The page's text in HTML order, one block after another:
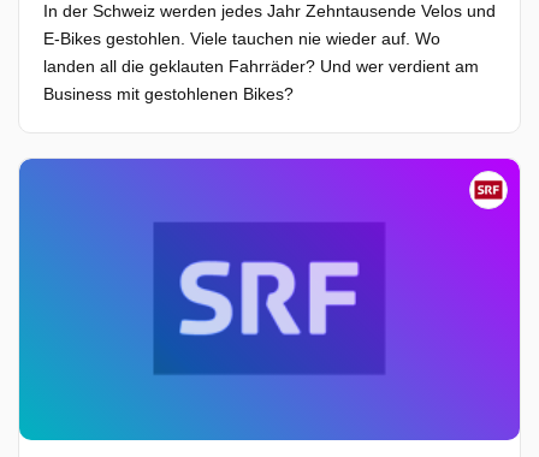
In der Schweiz werden jedes Jahr Zehntausende Velos und
E-Bikes gestohlen. Viele tauchen nie wieder auf. Wo
landen all die geklauten Fahrräder? Und wer verdient am
Business mit gestohlenen Bikes?